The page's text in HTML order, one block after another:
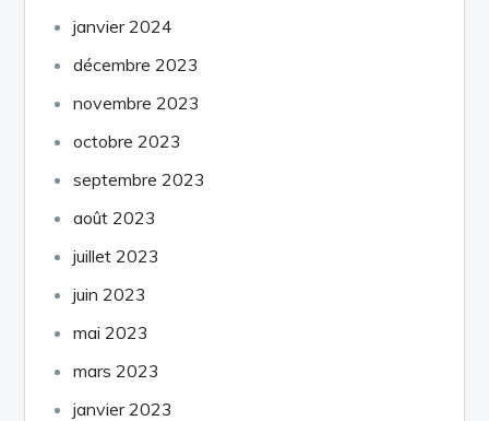
janvier 2024
décembre 2023
novembre 2023
octobre 2023
septembre 2023
août 2023
juillet 2023
juin 2023
mai 2023
mars 2023
janvier 2023